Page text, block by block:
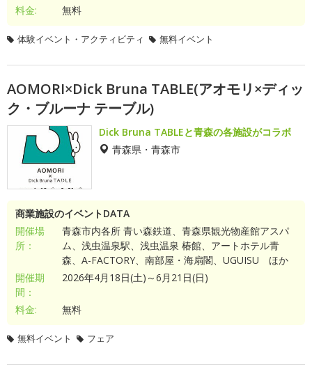
料金:
無料
体験イベント・アクティビティ 無料イベント
AOMORI×Dick Bruna TABLE(アオモリ×ディッ
ク・ブルーナ テーブル)
Dick Bruna TABLEと青森の各施設がコラボ
青森県・青森市
商業施設のイベントDATA
開催場
所：
青森市内各所 青い森鉄道、青森県観光物産館アスパ
ム、浅虫温泉駅、浅虫温泉 椿館、アートホテル青
森、A-FACTORY、南部屋・海扇閣、UGUISU ほか
開催期
間：
2026年4月18日(土)～6月21日(日)
料金: 無料
無料イベント フェア